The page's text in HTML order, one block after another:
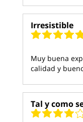
Irresistible
Muy buena
calidad y
Tal y como